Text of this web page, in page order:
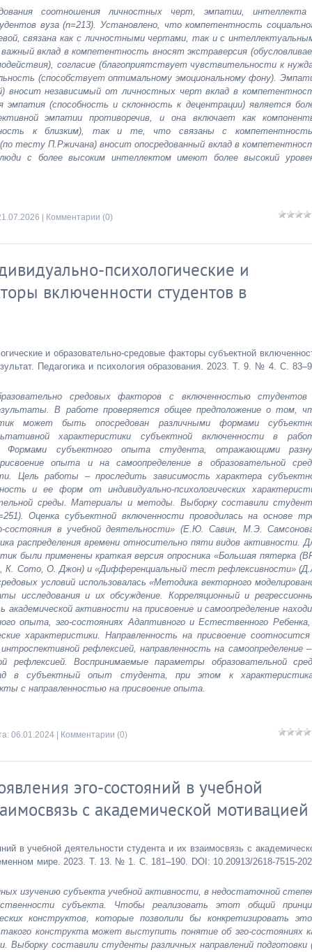
соотношения личностных черт, эмпатии,
вуза (n=213). Установлено, что компетентность
связана как с личностными чертами, так и с
вклад в компетентность вносят экстраверсия
согласие (благоприятствует чувствительности к
(способствует оптимальному эмоциональному фону).
вносит независимый от личностных черт вклад в
эмпатия (способность и склонность к децентрации) является
эмпатии противоречив, и она включает как
к близким), так и те, что связаны с
тесту П.Ржичана) вносит опосредованный вклад в
с более высоким интеллектом имеют более высокий
Комментарии (0)
психологические и
включенности студентов в
и образовательно-средовые факторы субъектной
Педагогика и психология образования. 2023. Т. 9. № 4. С.
средовых факторов с включенностью
В работе проверяется общее предположение о том,
может быть опосредован различными формами
характеристики субъектной включенности в
Формами субъектного опыта студента, отражающими
опыта и на самоопределение в образовательной
Цель работы – проследить зависимость характера
и ее форм от индивидуально-психологических
среды. Материалы и методы. Выборку составили
Оценка субъектной включенности проводилась на основе
состояния в учебной деятельности» (Е.Ю. Савин, М.Э.
распределения времени относительно пяти видов активности.
были применены краткая версия опросника «Большая пятерка
Сото, О. Джон) и «Дифференциальный тест рефлексивности»
условий использовалась «Методика векторного
исследования и их обсуждение. Корреляционный и
активности на присвоение и самоопределение
опыта, эго-состояниях Адаптивного и Естественного
характеристики. Направленность на присвоение
рефлексией, направленность на самоопределение
Воспринимаемые параметры образовательной
в субъектный опыт студента, при этом к
с направленностью на присвоение опыта.
06.01.2024 Комментарии (0)
эго-состояний в учебной
с академической мотивацией
в учебной деятельности студента и их взаимосвязь с
мире. 2023. Т. 13. № 1. С. 181–190. DOI: 10.20913/2618-7515-
изучению субъекта учебной активности, в недостаточной
субъекта. Чтобы реализовать этот общий
конструктов, которые позволили бы конкретизировать
конструкта может выступить понятие об эго-состояниях
Выборку составили студенты различных направлений подготовки